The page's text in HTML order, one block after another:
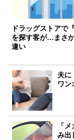
ドラッグストアで
を探す客が…まさ
違い
夫に
ワ
「
み出